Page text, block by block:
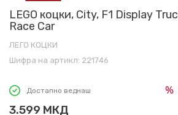
LEGO коцки, City, F1 Display
Race Car
ЛЕГО КОЦКИ
Шифра на артикл: 221746
Достапно веднаш
3.599 МКД